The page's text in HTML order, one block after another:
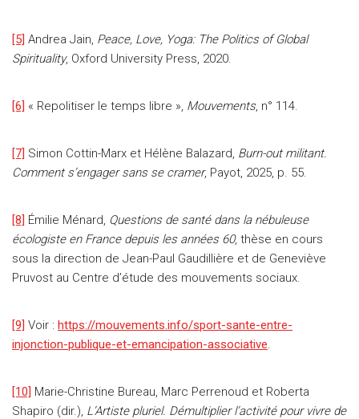
[5] Andrea Jain, Peace, Love, Yoga: The Politics of Global
Spirituality, Oxford University Press, 2020.
[6] « Repolitiser le temps libre », Mouvements, n° 114.
[7] Simon Cottin-Marx et Hélène Balazard, Burn-out militant.
Comment s’engager sans se cramer, Payot, 2025, p. 55.
[8] Émilie Ménard, Questions de santé dans la nébuleuse
écologiste en France depuis les années 60, thèse en cours
sous la direction de Jean-Paul Gaudillière et de Geneviève
Pruvost au Centre d’étude des mouvements sociaux.
[9] Voir : https://mouvements.info/sport-sante-entre-
injonction-publique-et-emancipation-associative.
[10] Marie-Christine Bureau, Marc Perrenoud et Roberta
Shapiro (dir.), L’Artiste pluriel. Démultiplier l’activité pour vivre de